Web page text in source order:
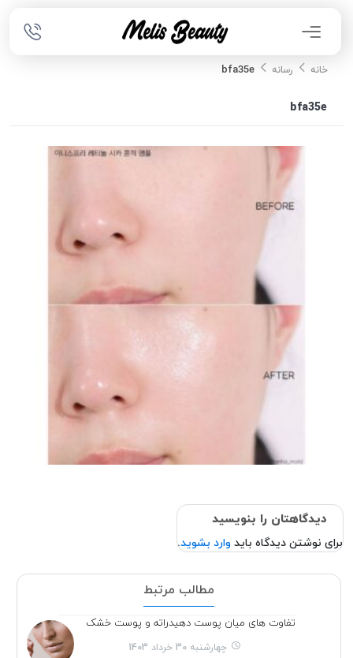
خانه رسانه bfa35e
bfa35e
دیدگاهتان را بنویسید
برای نوشتن دیدگاه باید وارد بشوید.
مطالب مرتبط
تفاوت های میان پوست دهیدراته و پوست خشک
چهارشنبه 30 خرداد 1403